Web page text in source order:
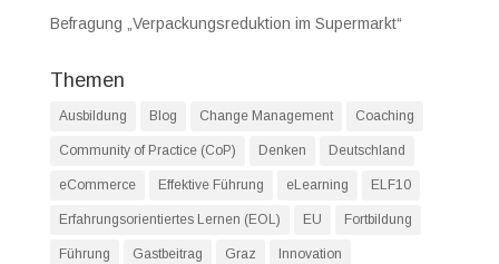
Befragung „Verpackungsreduktion im Supermarkt“
Themen
Ausbildung Blog Change Management Coaching
Community of Practice (CoP) Denken Deutschland
eCommerce Effektive Führung eLearning ELF10
Erfahrungsorientiertes Lernen (EOL) EU Fortbildung
Führung Gastbeitrag Graz Innovation